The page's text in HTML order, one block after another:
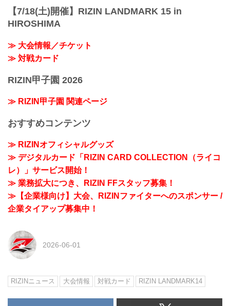
【7/18(土)開催】RIZIN LANDMARK 15 in
HIROSHIMA
≫ 大会情報／チケット
≫ 対戦カード
RIZIN甲子園 2026
≫ RIZIN甲子園 関連ページ
おすすめコンテンツ
≫ RIZINオフィシャルグッズ
≫ デジタルカード「RIZIN CARD COLLECTION（ライコ
レ）」サービス開始！
≫ 業務拡大につき、RIZIN FFスタッフ募集！
≫【企業様向け】大会、RIZINファイターへのスポンサー /
企業タイアップ募集中！
2026-06-01
RIZINニュース 大会情報 対戦カード RIZIN LANDMARK14